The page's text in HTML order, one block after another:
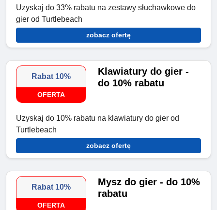
Uzyskaj do 33% rabatu na zestawy słuchawkowe do
gier od Turtlebeach
zobacz ofertę
Rabat 10%
OFERTA
Klawiatury do gier -
do 10% rabatu
Uzyskaj do 10% rabatu na klawiatury do gier od
Turtlebeach
zobacz ofertę
Rabat 10%
OFERTA
Mysz do gier - do 10%
rabatu